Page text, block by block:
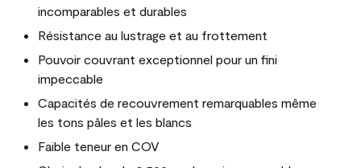
incomparables et durables
Résistance au lustrage et au frottement
Pouvoir couvrant exceptionnel pour un fini
impeccable
Capacités de recouvrement remarquables même
les tons pâles et les blancs
Faible teneur en COV